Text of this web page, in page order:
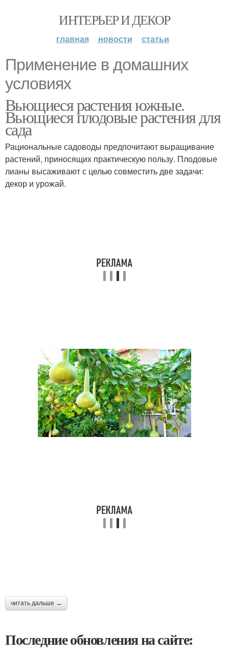
ИНТЕРЬЕР И ДЕКОР
главная новости статьи
Применение в домашних
условиях
Вьющиеся растения южные.
Вьющиеся плодовые растения для
сада
Рациональные садоводы предпочитают выращивание
растений, приносящих практическую пользу. Плодовые
лианы высаживают с целью совместить две задачи:
декор и урожай.
читать дальше →
Последние обновления на сайте: